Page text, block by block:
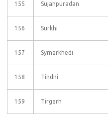
155 Sujanpuradan
156 Surkhi
157 Symarkhedi
158 Tindni
159 Tirgarh